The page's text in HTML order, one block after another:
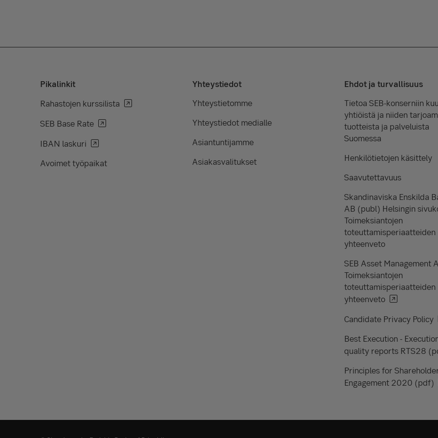
Pikalinkit
Rahastojen kurssilista
SEB Base Rate
IBAN laskuri
Avoimet työpaikat
Yhteystiedot
Yhteystietomme
Yhteystiedot medialle
Asiantuntijamme
Asiakasvalitukset
Ehdot ja turvallisuus
Tietoa SEB-konserniin
yhtiöistä ja niiden
tuotteista ja palveluista
Suomessa
Henkilötietojen käsittely
Saavutettavuus
Skandinaviska Enskilda
AB (publ) Helsingin
Toimeksiantojen
toteuttamisperiaatteiden
yhteenveto
SEB Asset Management
Toimeksiantojen
toteuttamisperiaatteiden
yhteenveto
Candidate Privacy Policy
Best Execution -
quality reports RTS28
Principles for
Engagement 2020 (pdf)